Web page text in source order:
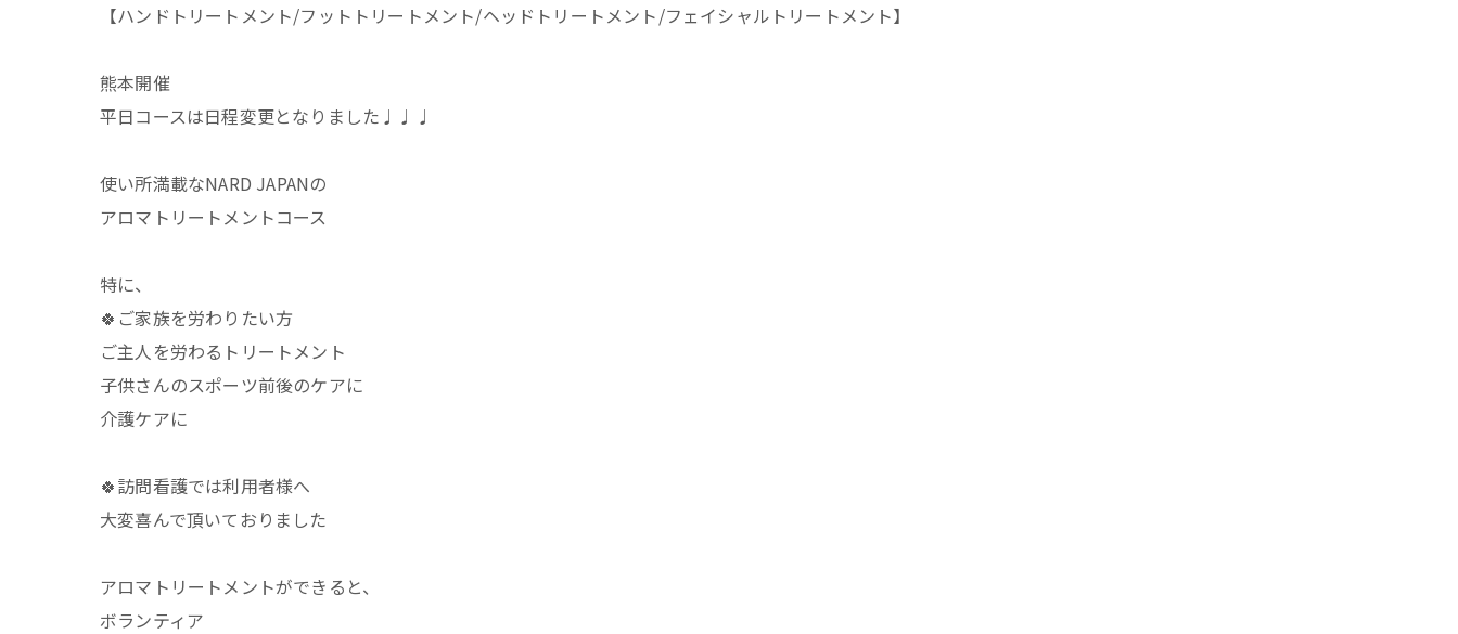
【ハンドトリートメント/フットトリートメント/ヘッドトリートメント/フェイシャルトリートメント】
熊本開催
平日コースは日程変更となりました♩♩♩
使い所満載なNARD JAPANの
アロマトリートメントコース
特に、
🍀ご家族を労わりたい方
ご主人を労わるトリートメント
子供さんのスポーツ前後のケアに
介護ケアに
🍀訪問看護では利用者様へ
大変喜んで頂いておりました
アロマトリートメントができると、
ボランティア